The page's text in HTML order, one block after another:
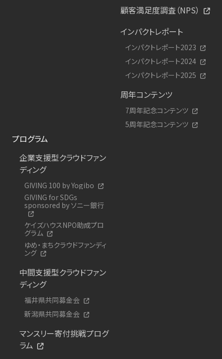
顧客満足度調査（NPS）
インパクトレポート
インパクトレポート2023
インパクトレポート2024
インパクトレポート2025
周年コンテンツ
7周年記念コンテンツ
5周年記念コンテンツ
プログラム
企業支援型クラウドファン
ディング
GIVING 100 by Yogibo
GIVING for SDGs
sponsored by ソニー銀行
ケイズハウスNPO助成プロ
グラム
ゆめ・まちクラウドファンディ
ング
中間支援型クラウドファン
ディング
福井県共同募金会
新潟県共同募金会
マンスリー寄付挑戦プログ
ラム